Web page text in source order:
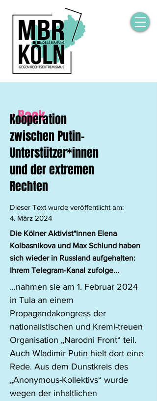
< Back
Kooperation
zwischen Putin-
Unterstützer*innen
und der extremen
Rechten
Dieser Text wurde veröffentlicht am:
4. März 2024
Die Kölner Aktivist*innen Elena
Kolbasnikova und Max Schlund haben
sich wieder in Russland aufgehalten:
Ihrem Telegram-Kanal zufolge...
...nahmen sie am 1. Februar 2024
in Tula an einem
Propagandakongress der
nationalistischen und Kreml-treuen
Organisation „Narodni Front“ teil.
Auch Wladimir Putin hielt dort eine
Rede. Aus dem Dunstkreis des
„Anonymous-Kollektivs“ wurde
wegen der inhaltlichen